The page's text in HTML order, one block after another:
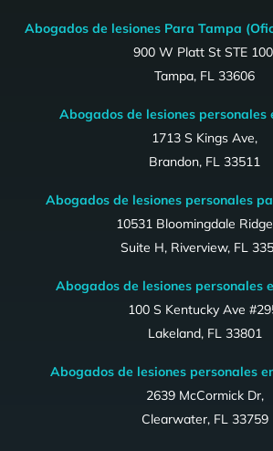
Abogados de lesiones Para Tampa
900 W Platt St STE
Tampa, FL 33606
Abogados de lesiones personales
1713 S Kings Ave,
Brandon, FL 33511
Abogados de lesiones personales
10531 Bloomingdale
Suite H, Riverview, FL
Abogados de lesiones personales
100 S Kentucky Ave
Lakeland, FL 33801
Abogados de lesiones personales
2639 McCormick Dr,
Clearwater, FL 33759